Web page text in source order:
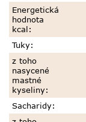
Energetická
hodnota
kcal:
Tuky:
z toho
nasycené
mastné
kyseliny:
Sacharidy: